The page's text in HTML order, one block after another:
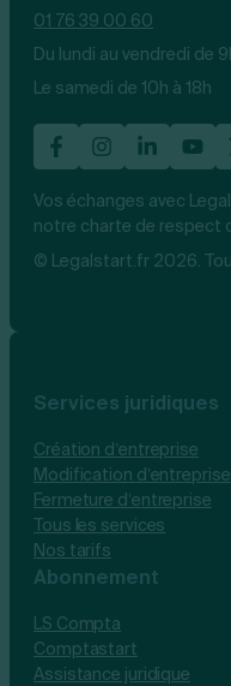
01 76 39 00 60
Du lundi au vendredi de
Le samedi de 10h à 18h
Vos échanges avec
notre charte de respect
© Legalstart.fr 2026.
Services juridiques
Création d’entreprise
Modification d’entreprise
Fermeture d’entreprise
Tous les services
Nos tarifs
Abonnement
LS Compta
Comptastart
Assistance juridique